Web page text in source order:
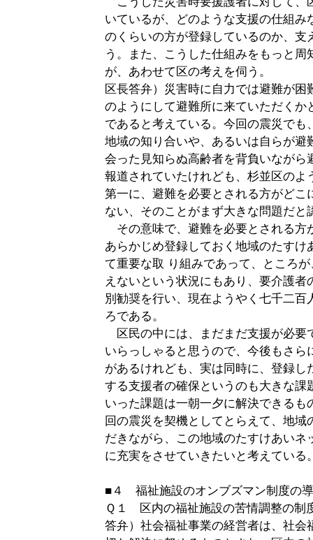
いているが、どのような支援の仕組み
のくらいの方が登録しているのか、支
う。また、こうした仕組みをもっと周
が、あわせて区の考えを伺う。
区長答弁）災害時に自力では避難が困
のようにして避難所に来ていただくか
であると考えている。今回の震災でも
地域の知り合いや、あるいは自らが避
会った見知らぬ高齢者を背負いながら
報道されていたけれども、杉並区のよ
第一に、避難を必要とされる方がどこ
ない、そのことがまず大きな問題だと
その意味で、避難を必要とされる方
あらかじめ登録しておく地域のたすけ
て重要な取 り組みであって、ところ
えないという状況にもあり、要介護者
別勧奨を行い、現在ようやく七千二百
ろである。
区民の中には、まだまだ支援が必要
いらっしゃると思うので、今後もさら
があるけれども、実は同時に、登録し
する支援者の確保というのも大きな課
いった課題は一朝一夕に解決できるも
回の震災を契機としてとらえて、地域
だきながら、この地域のたすけあいネ
に充実をさせていきたいと考えている
■４ 福祉施設のオンブズマン制度の
Ｑ１ 区内の福祉施設の苦情調整の制
答弁）社会福祉事業の経営者は、社会